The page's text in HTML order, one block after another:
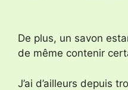
De plus, un savon
de même contenir
J’ai d’ailleurs depuis